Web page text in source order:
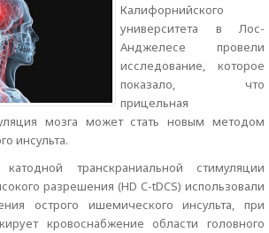
Калифорнийского
университета в Лос-
Анджелесе провели
исследование, которое
показало, что
прицельная
мозга может стать новым методом
инсульта.
транскраниальной стимуляции
разрешения (HD C-tDCS) использовали
острого ишемического инсульта, при
кровоснабжение области головного